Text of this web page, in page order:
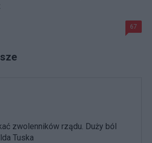
67
zwolenników rządu. Duży ból
Tuska